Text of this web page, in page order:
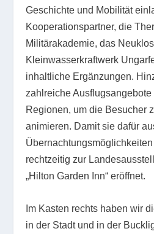
Geschichte und Mobilität
Kooperationspartner, die
Militärakademie, das
Kleinwasserkraftwerk
inhaltliche Ergänzungen.
zahlreiche
Regionen, um die Besucher
animieren. Damit sie dafür
rechtzeitig zur
„Hilton Garden Inn“ eröffnet.
Im Kasten rechts haben wir
in der Stadt und in der